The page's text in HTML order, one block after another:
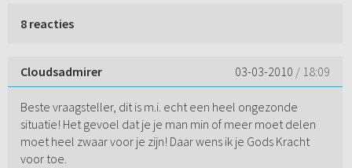
8 reacties
Cloudsadmirer 03-03-2010 / 18:09
Beste vraagsteller, dit is m.i. echt een heel ongezonde
situatie! Het gevoel dat je je man min of meer moet delen
moet heel zwaar voor je zijn! Daar wens ik je Gods Kracht
voor toe.